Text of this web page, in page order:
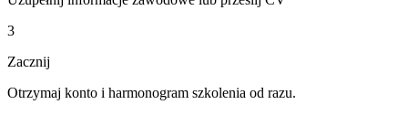
3
Zacznij
Otrzymaj konto i harmonogram szkolenia od razu.